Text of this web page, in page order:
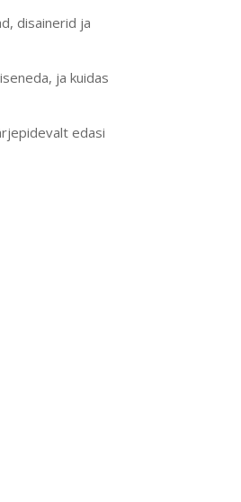
disainerid ja
ja kuidas
edasi